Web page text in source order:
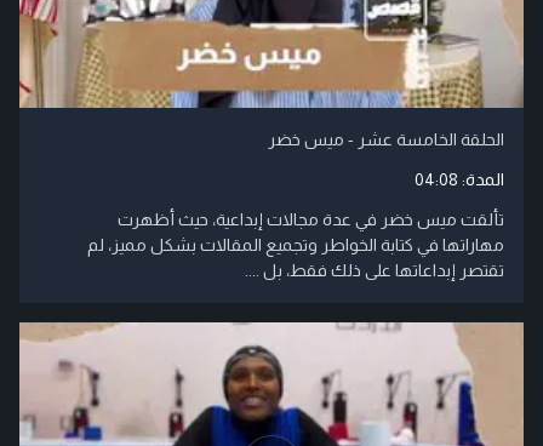
الحلقة الخامسة عشر - ميس خضر
المدة: 04:08
تألقت ميس خضر في عدة مجالات إبداعية، حيث أظهرت
مهاراتها في كتابة الخواطر وتجميع المقالات بشكل مميز، لم
تقتصر إبداعاتها على ذلك فقط، بل ....